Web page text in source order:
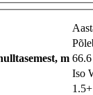
m 66.6
Iso